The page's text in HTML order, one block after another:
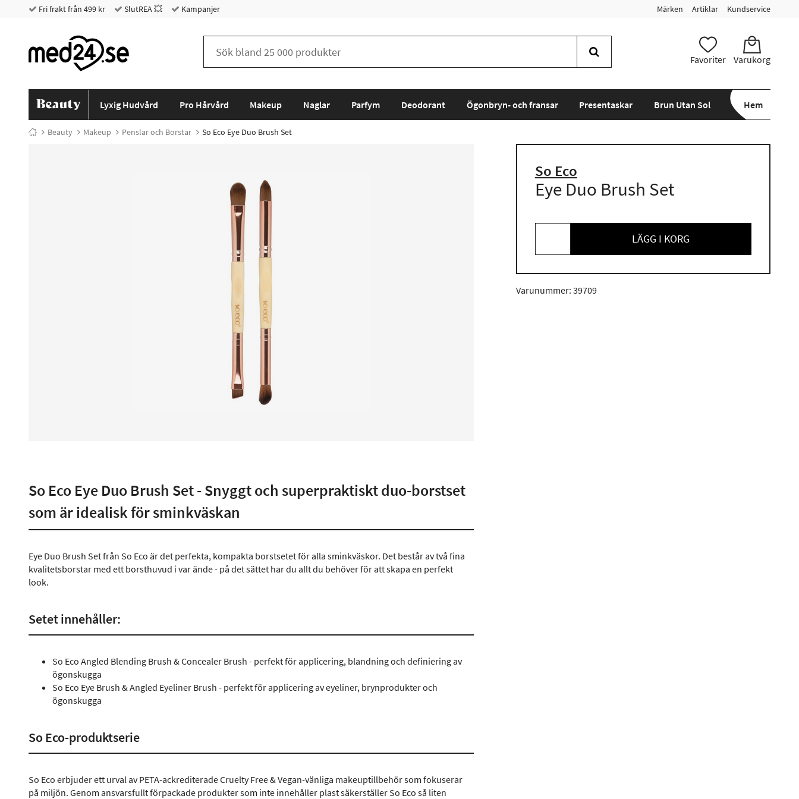
Fri frakt från 499 kr SlutREA 💥 Kampanjer Märken Artiklar Kundservice
Favoriter Varukorg
Lyxig Hudvård Pro Hårvård Makeup Naglar Parfym Deodorant Ögonbryn- och fransar Presentaskar Brun Utan Sol Hem
Beauty Makeup Penslar och Borstar So Eco Eye Duo Brush Set
So Eco
Eye Duo Brush Set
LÄGG I KORG
Varunummer: 39709
So Eco Eye Duo Brush Set - Snyggt och superpraktiskt duo-borstset
som är idealisk för sminkväskan
Eye Duo Brush Set från So Eco är det perfekta, kompakta borstsetet för alla sminkväskor. Det består av två fina
kvalitetsborstar med ett borsthuvud i var ände - på det sättet har du allt du behöver för att skapa en perfekt
look.
Setet innehåller:
So Eco Angled Blending Brush & Concealer Brush - perfekt för applicering, blandning och definiering av
ögonskugga
So Eco Eye Brush & Angled Eyeliner Brush - perfekt för applicering av eyeliner, brynprodukter och
ögonskugga
So Eco-produktserie
So Eco erbjuder ett urval av PETA-ackrediterade Cruelty Free & Vegan-vänliga makeuptillbehör som fokuserar
på miljön. Genom ansvarsfullt förpackade produkter som inte innehåller plast säkerställer So Eco så liten